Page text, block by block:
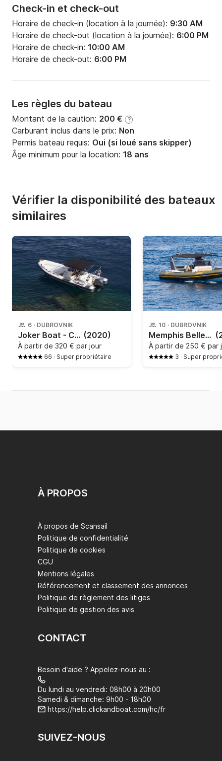
Check-in et check-out
Horaire de check-in (location à la journée): 9:30 AM
Horaire de check-out (location à la journée): 6:00 PM
Horaire de check-in: 10:00 AM
Horaire de check-out: 6:00 PM
Les règles du bateau
Montant de la caution: 200 € ?
Carburant inclus dans le prix: Non
Permis bateau requis: Oui (si loué sans skipper)
Âge minimum pour la location: 18 ans
Vérifier la disponibilité des bateaux
similaires
6 · DUBROVNIK
Joker Boat - Clubman 21 (2020)
À partir de 320 € par jour
66 · Super propriétaire
10 · DUBROVNIK
Memphis Belle - B17
À partir de 250 € par
3 · Super
À PROPOS
À propos de Scansail
Politique de confidentialité
Politique de cookies
CGU
Mentions légales
Référencement et classement des annonces
Politique de règlement des litiges
Politique de gestion des avis
CONTACT
Besoin d'aide ? Appelez-nous au :
Du lundi au vendredi: 08h00 à 20h00
Samedi & dimanche: 9h00 - 18h00
https://help.clickandboat.com/hc/fr
SUIVEZ-NOUS